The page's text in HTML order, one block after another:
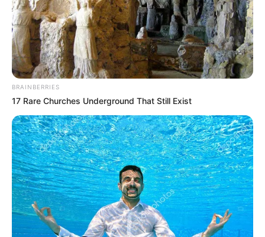
BRAINBERRIES
17 Rare Churches Underground That Still Exist